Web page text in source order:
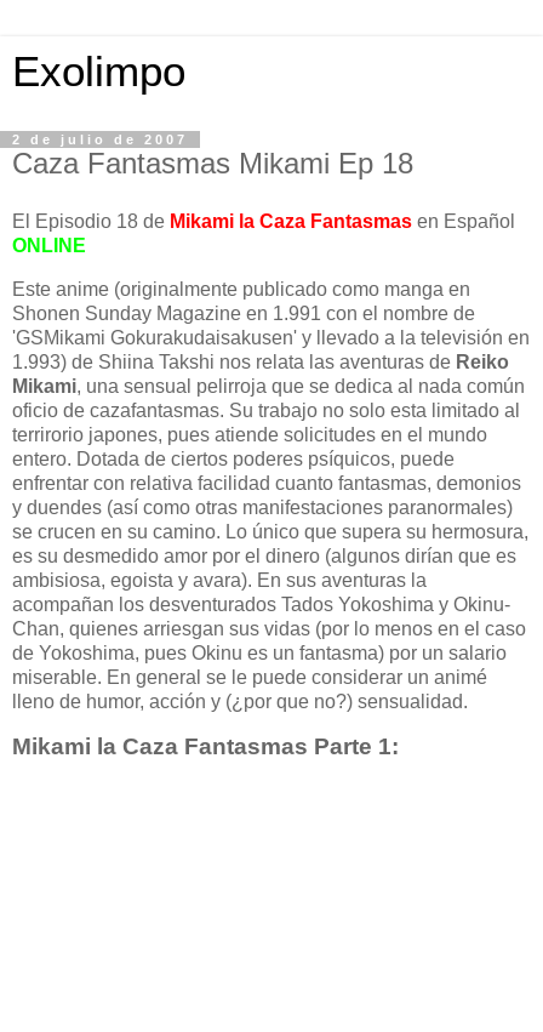
Exolimpo
2 de julio de 2007
Caza Fantasmas Mikami Ep 18
El Episodio 18 de Mikami la Caza Fantasmas en Español
ONLINE
Este anime (originalmente publicado como manga en
Shonen Sunday Magazine en 1.991 con el nombre de
'GSMikami Gokurakudaisakusen' y llevado a la televisión en
1.993) de Shiina Takshi nos relata las aventuras de Reiko
Mikami, una sensual pelirroja que se dedica al nada común
oficio de cazafantasmas. Su trabajo no solo esta limitado al
terrirorio japones, pues atiende solicitudes en el mundo
entero. Dotada de ciertos poderes psíquicos, puede
enfrentar con relativa facilidad cuanto fantasmas, demonios
y duendes (así como otras manifestaciones paranormales)
se crucen en su camino. Lo único que supera su hermosura,
es su desmedido amor por el dinero (algunos dirían que es
ambisiosa, egoista y avara). En sus aventuras la
acompañan los desventurados Tados Yokoshima y Okinu-
Chan, quienes arriesgan sus vidas (por lo menos en el caso
de Yokoshima, pues Okinu es un fantasma) por un salario
miserable. En general se le puede considerar un animé
lleno de humor, acción y (¿por que no?) sensualidad.
Mikami la Caza Fantasmas Parte 1: